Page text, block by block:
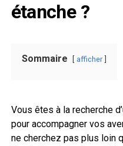
étanche ?
Sommaire afficher
Vous êtes à la recherche
pour accompagner vos
ne cherchez pas plus loin